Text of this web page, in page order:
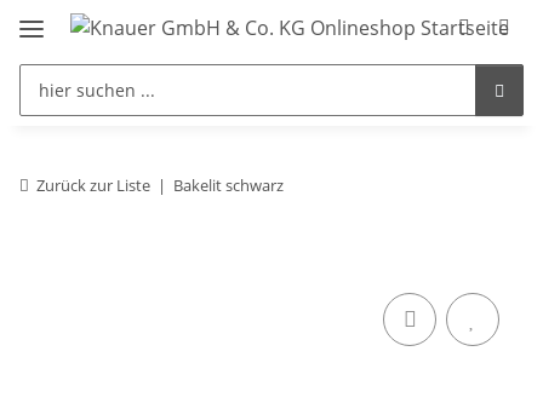
Zurück zur Liste Bakelit schwarz